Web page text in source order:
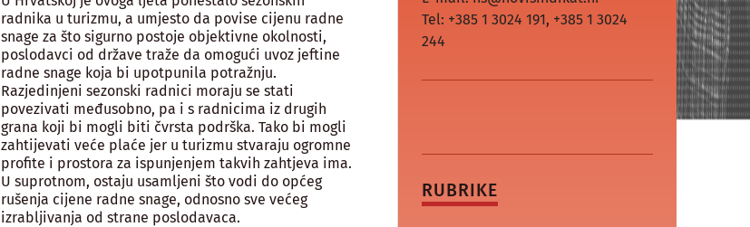
radnika u turizmu, a umjesto da povise cijenu radne
snage za što sigurno postoje objektivne okolnosti,
poslodavci od države traže da omogući uvoz jeftine
radne snage koja bi upotpunila potražnju.
Razjedinjeni sezonski radnici moraju se stati
povezivati međusobno, pa i s radnicima iz drugih
grana koji bi mogli biti čvrsta podrška. Tako bi mogli
zahtijevati veće plaće jer u turizmu stvaraju ogromne
profite i prostora za ispunjenjem takvih zahtjeva ima.
U suprotnom, ostaju usamljeni što vodi do općeg
rušenja cijene radne snage, odnosno sve većeg
izrabljivanja od strane poslodavaca.
Tel: +385 1 3024 191, +385 1 3024
244
RUBRIKE